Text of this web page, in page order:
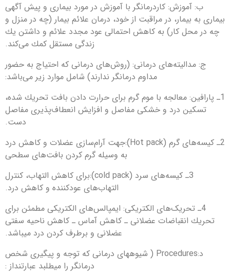
ب: آموزش: كاردرمانگر با آموزش در مورد بیماری و پیش آگهی
بیماری به بیمار، در مراقبت از خود، درمان علائم بیمار (چه در منزل و
چه در محل كار) به كاهش احتمالی عود مجدد علائم و داشتن یك
زندگی مستقل كمك می‌كند.
ج: مدالیته‌های درمانی: (روش‌های درمانی كه احتیاج به حضور
مداوم درمانگر ندارند) شامل موارد زیر می‌باشد:
1ـ پارافین: معالجه با موم گرم برای حرارت دادن بافت تحریك شده،
تسكین درد و خشكی مفاصل و افزایش انعطاف‌‎پذیری مفاصل
دست.
2ـ كیسه‎‌های گرم (Hot pack):جهت آرام‎‌سازی عضلات و كاهش درد
به وسیله گرم كردن بافت‌‎های سطحی
3ـ كیسه‎‌های سرد (cold pack):برای كاهش التهاب، كنترل
التهاب‌های عودكننده و كاهش درد.
4ـ تحریک‌های الكتریكی: ایمپالس‌های الكتریكی مطمئن برای
تحریك انقباضات عضلانی ـ كاهش آماس ـ كاهش ناحیه سفتی
عضلانی و برطرف كردن درد می‎باشد.
د:Procedures ( شیوه‎های درمانی كه توجه و پیگیری شخص
درمانگر را می‎طلبد عبارتنداز :